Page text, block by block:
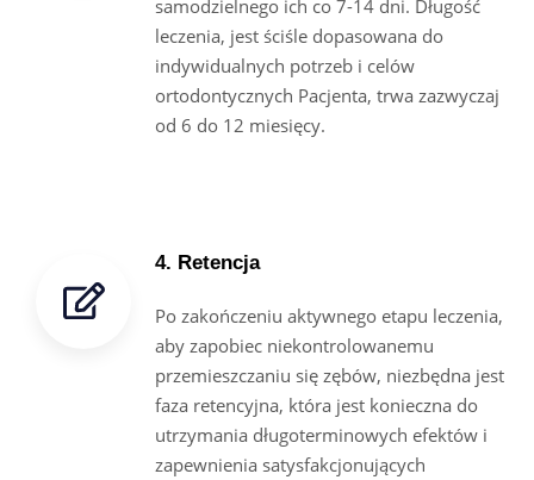
samodzielnego ich co 7-14 dni. Długość
leczenia, jest ściśle dopasowana do
indywidualnych potrzeb i celów
ortodontycznych Pacjenta, trwa zazwyczaj
od 6 do 12 miesięcy.
4. Retencja
Po zakończeniu aktywnego etapu leczenia,
aby zapobiec niekontrolowanemu
przemieszczaniu się zębów, niezbędna jest
faza retencyjna, która jest konieczna do
utrzymania długoterminowych efektów i
zapewnienia satysfakcjonujących